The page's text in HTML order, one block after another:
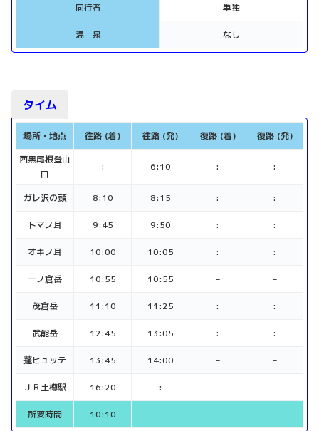
同行者 単独
温 泉 なし
タイム
場所・地点 往路 (着) 往路 (発) 復路 (着)
復路 (発)
西黒尾根登山
口
: 6:10 : :
ガレ沢の頭 8:10 8:15 : :
トマノ耳 9:45 9:50 : :
オキノ耳 10:00 10:05 : :
一ノ倉岳 10:55 10:55 – –
茂倉岳 11:10 11:25 : :
武能岳 12:45 13:05 : :
蓬ヒュッテ 13:45 14:00 – –
ＪＲ土樽駅 16:20 : – –
所要時間 10:10